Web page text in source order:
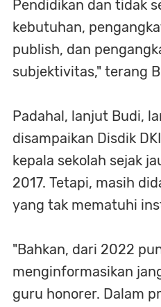
Pendidikan dan tidak
kebutuhan,
publish, dan
subjektivitas," terang
Padahal, lanjut Budi,
disampaikan Disdik
kepala sekolah sejak
2017. Tetapi, masih
yang tak mematuhi
"Bahkan, dari 2022
menginformasikan
guru honorer. Dalam